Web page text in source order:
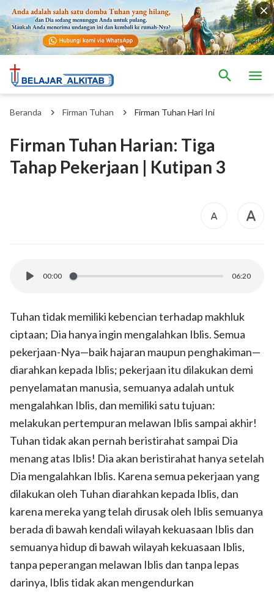
Beranda Firman Tuhan Firman Tuhan Hari Ini
Firman Tuhan Harian: Tiga
Tahap Pekerjaan | Kutipan 3
00:00 06:20
Tuhan tidak memiliki kebencian terhadap makhluk
ciptaan; Dia hanya ingin mengalahkan Iblis. Semua
pekerjaan-Nya—baik hajaran maupun penghakiman—
diarahkan kepada Iblis; pekerjaan itu dilakukan demi
penyelamatan manusia, semuanya adalah untuk
mengalahkan Iblis, dan memiliki satu tujuan:
melakukan pertempuran melawan Iblis sampai akhir!
Tuhan tidak akan pernah beristirahat sampai Dia
menang atas Iblis! Dia akan beristirahat hanya setelah
Dia mengalahkan Iblis. Karena semua pekerjaan yang
dilakukan oleh Tuhan diarahkan kepada Iblis, dan
karena mereka yang telah dirusak oleh Iblis semuanya
berada di bawah kendali wilayah kekuasaan Iblis dan
semuanya hidup di bawah wilayah kekuasaan Iblis,
tanpa peperangan melawan Iblis dan tanpa lepas
darinya, Iblis tidak akan mengendurkan